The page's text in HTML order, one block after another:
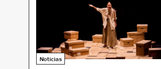
Noticias